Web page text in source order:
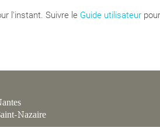
l'instant. Suivre le Guide utilisateur
Nazaire